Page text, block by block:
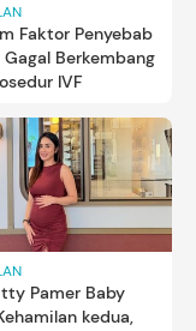
Faktor Penyebab
Gagal Berkembang
IVF
Pamer Baby
kedua,